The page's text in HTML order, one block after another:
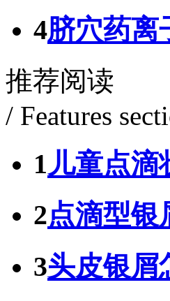
4脐穴药离
推荐阅读
/ Features
1儿童点滴
2点滴型银
3头皮银屑